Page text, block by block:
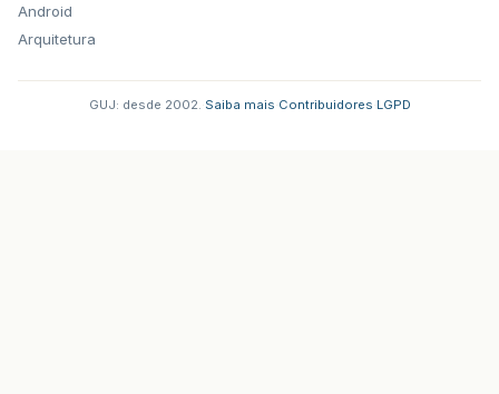
Android
Arquitetura
GUJ: desde 2002. Saiba mais Contribuidores LGPD